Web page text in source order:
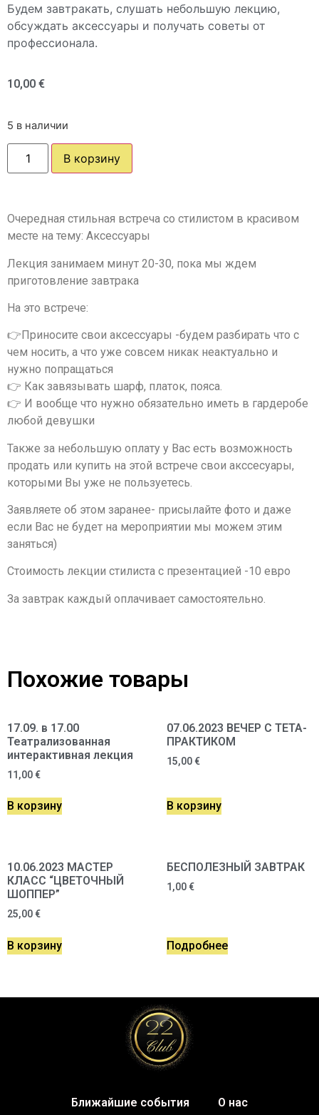
Будем завтракать, слушать небольшую лекцию,
обсуждать аксессуары и получать советы от
профессионала.
10,00 €
5 в наличии
В корзину
Очередная стильная встреча со стилистом в красивом
месте на тему: Аксессуары
Лекция занимаем минут 20-30, пока мы ждем
приготовление завтрака
На это встрече:
👉Приносите свои аксессуары -будем разбирать что с
чем носить, а что уже совсем никак неактуально и
нужно попращаться
👉 Как завязывать шарф, платок, пояса.
👉 И вообще что нужно обязательно иметь в гардеробе
любой девушки
Также за небольшую оплату у Вас есть возможность
продать или купить на этой встрече свои акссесуары,
которыми Вы уже не пользуетесь.
Заявляете об этом заранее- присылайте фото и даже
если Вас не будет на мероприятии мы можем этим
заняться)
Стоимость лекции стилиста с презентацией -10 евро
За завтрак каждый оплачивает самостоятельно.
Похожие товары
17.09. в 17.00
Театрализованная
интерактивная лекция
11,00€
В корзину
07.06.2023 ВЕЧЕР С ТЕТА-
ПРАКТИКОМ
15,00€
В корзину
10.06.2023 МАСТЕР
КЛАСС “ЦВЕТОЧНЫЙ
ШОППЕР”
25,00€
В корзину
БЕСПОЛЕЗНЫЙ ЗАВТРАК
1,00€
Подробнее
Ближайшие события О нас